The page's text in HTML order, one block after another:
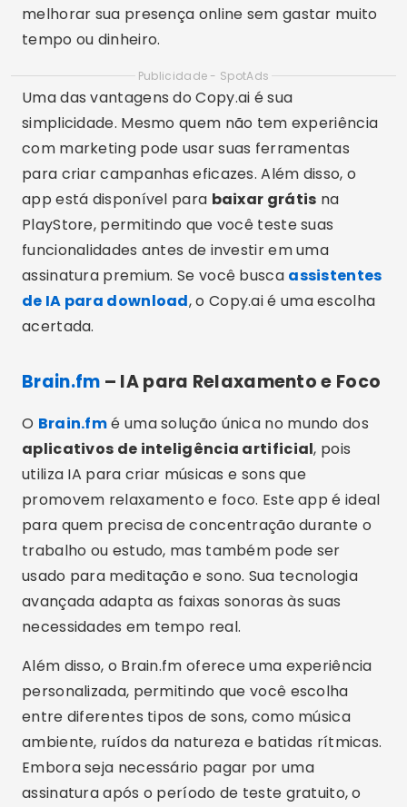
melhorar sua presença online sem gastar muito
tempo ou dinheiro.
Publicidade - SpotAds
Uma das vantagens do Copy.ai é sua
simplicidade. Mesmo quem não tem experiência
com marketing pode usar suas ferramentas
para criar campanhas eficazes. Além disso, o
app está disponível para baixar grátis na
PlayStore, permitindo que você teste suas
funcionalidades antes de investir em uma
assinatura premium. Se você busca assistentes
de IA para download, o Copy.ai é uma escolha
acertada.
Brain.fm – IA para Relaxamento e Foco
O Brain.fmé uma solução única no mundo dos
aplicativos de inteligência artificial, pois
utiliza IA para criar músicas e sons que
promovem relaxamento e foco. Este app é ideal
para quem precisa de concentração durante o
trabalho ou estudo, mas também pode ser
usado para meditação e sono. Sua tecnologia
avançada adapta as faixas sonoras às suas
necessidades em tempo real.
Além disso, o Brain.fm oferece uma experiência
personalizada, permitindo que você escolha
entre diferentes tipos de sons, como música
ambiente, ruídos da natureza e batidas rítmicas.
Embora seja necessário pagar por uma
assinatura após o período de teste gratuito, o